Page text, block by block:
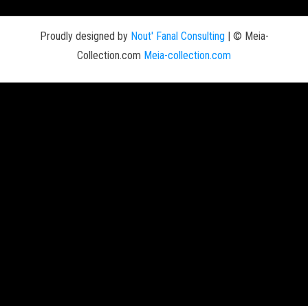
Proudly designed by Nout' Fanal Consulting | © Meia-
Collection.com Meia-collection.com